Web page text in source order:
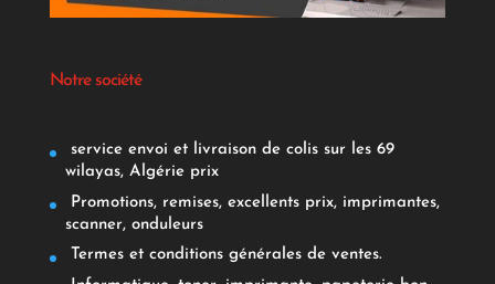
Notre société
service envoi et livraison de colis sur les 69
wilayas, Algérie prix
Promotions, remises, excellents prix, imprimantes,
scanner, onduleurs
Termes et conditions générales de ventes.